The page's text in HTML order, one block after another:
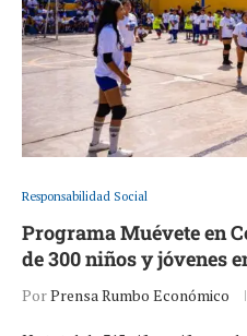
Responsabilidad Social
Programa Muévete en
de 300 niños y jóvenes
PorPrensa Rumbo Económico